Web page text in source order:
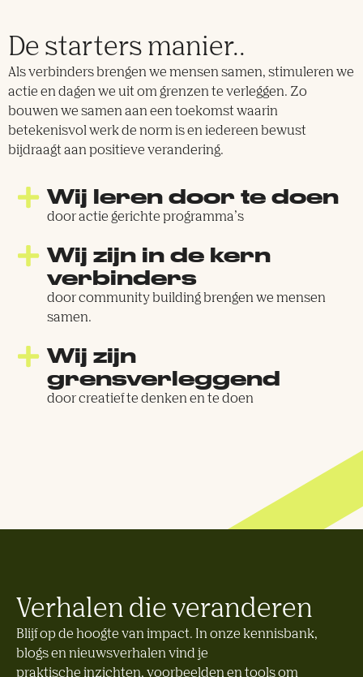
De starters manier..
Als verbinders brengen we mensen samen, stimuleren we
actie en dagen we uit om grenzen te verleggen. Zo
bouwen we samen aan een toekomst waarin
betekenisvol werk de norm is en iedereen bewust
bijdraagt aan positieve verandering.
Wij leren door te doen
door actie gerichte programma’s
Wij zijn in de kern
verbinders
door community building brengen we mensen
samen.
Wij zijn
grensverleggend
door creatief te denken en te doen
Verhalen die veranderen
Blijf op de hoogte van impact. In onze kennisbank,
blogs en nieuwsverhalen vind je
praktische inzichten, voorbeelden en tools om